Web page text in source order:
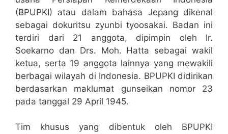
(BPUPKI) atau dalam bahasa Jepang dikenal
sebagai dokuritsu zyunbi tyoosakai. Badan ini
terdiri dari 21 anggota, dipimpin oleh Ir.
Soekarno dan Drs. Moh. Hatta sebagai wakil
ketua, serta 19 anggota lainnya yang mewakili
berbagai wilayah di Indonesia. BPUPKI didirikan
berdasarkan maklumat gunseikan nomor 23
pada tanggal 29 April 1945.
Tim khusus yang dibentuk oleh BPUPKI